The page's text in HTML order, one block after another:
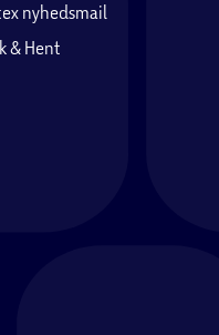
nyhedsmail
& Hent